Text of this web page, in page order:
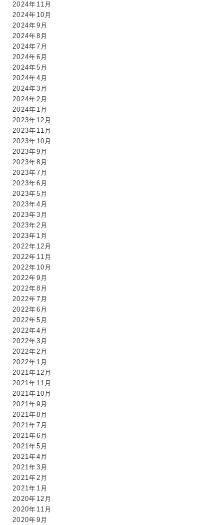
2024年11月
2024年10月
2024年9月
2024年8月
2024年7月
2024年6月
2024年5月
2024年4月
2024年3月
2024年2月
2024年1月
2023年12月
2023年11月
2023年10月
2023年9月
2023年8月
2023年7月
2023年6月
2023年5月
2023年4月
2023年3月
2023年2月
2023年1月
2022年12月
2022年11月
2022年10月
2022年9月
2022年8月
2022年7月
2022年6月
2022年5月
2022年4月
2022年3月
2022年2月
2022年1月
2021年12月
2021年11月
2021年10月
2021年9月
2021年8月
2021年7月
2021年6月
2021年5月
2021年4月
2021年3月
2021年2月
2021年1月
2020年12月
2020年11月
2020年9月